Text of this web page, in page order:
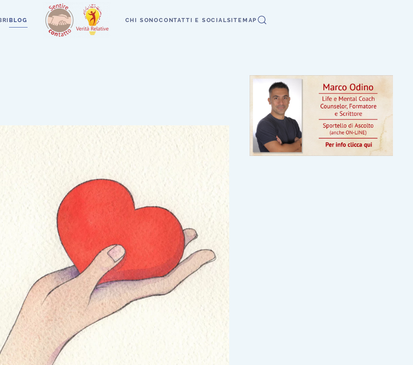
BLOG CHI SONOCONTATTI E SOCIALSITEMAP